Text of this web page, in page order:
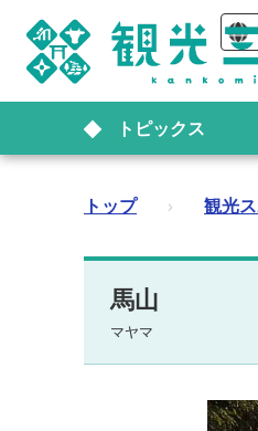
トピックス
トップ › 観光
馬山
マヤマ